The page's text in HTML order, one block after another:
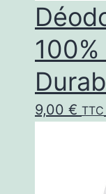
9,00 € TTC